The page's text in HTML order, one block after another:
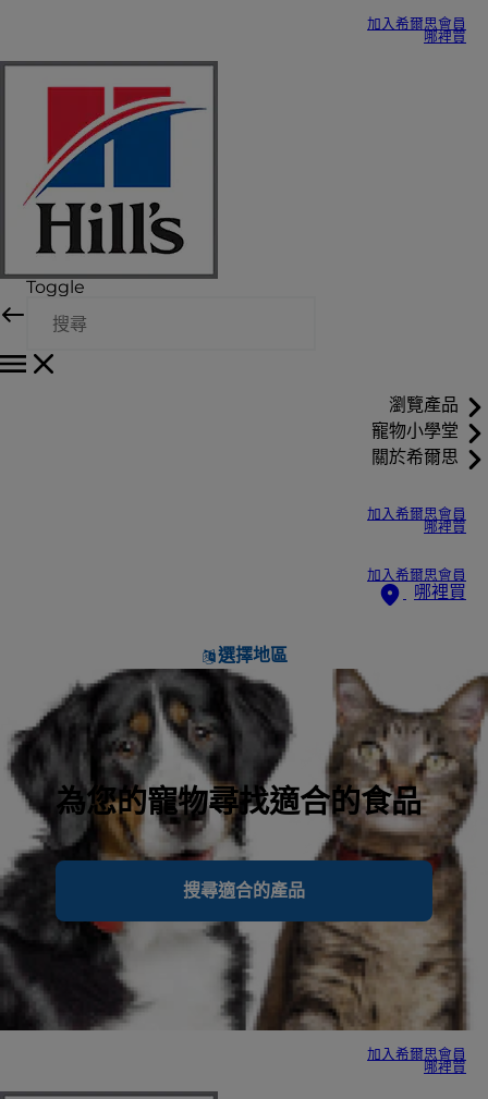
加入希爾思會員
哪裡買
Toggle
瀏覽產品
寵物小學堂
關於希爾思
加入希爾思會員
哪裡買
加入希爾思會員
哪裡買
選擇地區
為您的寵物尋找適合的食品
搜尋適合的產品
加入希爾思會員
哪裡買